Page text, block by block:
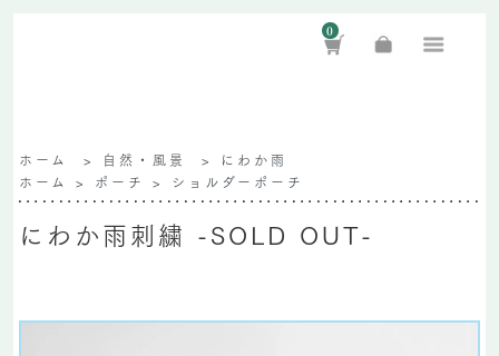
0
ホーム > 自然・風景 >
にわか雨
ホーム > ポーチ > ショルダーポーチ
にわか雨刺繍 -SOLD OUT-